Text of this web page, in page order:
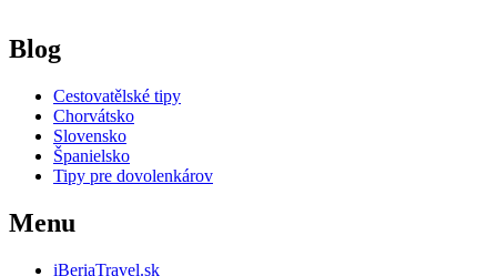
Blog
Cestovatělské tipy
Chorvátsko
Slovensko
Španielsko
Tipy pre dovolenkárov
Menu
iBeriaTravel.sk